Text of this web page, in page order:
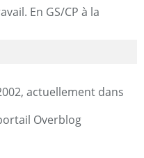
En GS/CP à la
actuellement dans
Overblog